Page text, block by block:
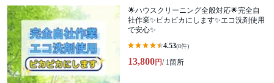
🌟ハウスクリーニング全般対応🌟完全自
社作業✨️ピカピカにします✨️エコ洗剤使用
で安心✨
4.53(8件)
13,800円/ 1箇所